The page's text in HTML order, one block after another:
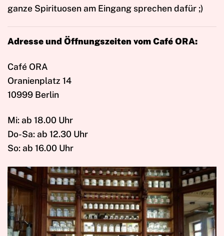
ganze Spirituosen am Eingang sprechen dafür ;)
Adresse und Öffnungszeiten vom Café ORA:
Café ORA
Oranienplatz 14
10999 Berlin
Mi: ab 18.00 Uhr
Do-Sa: ab 12.30 Uhr
So: ab 16.00 Uhr